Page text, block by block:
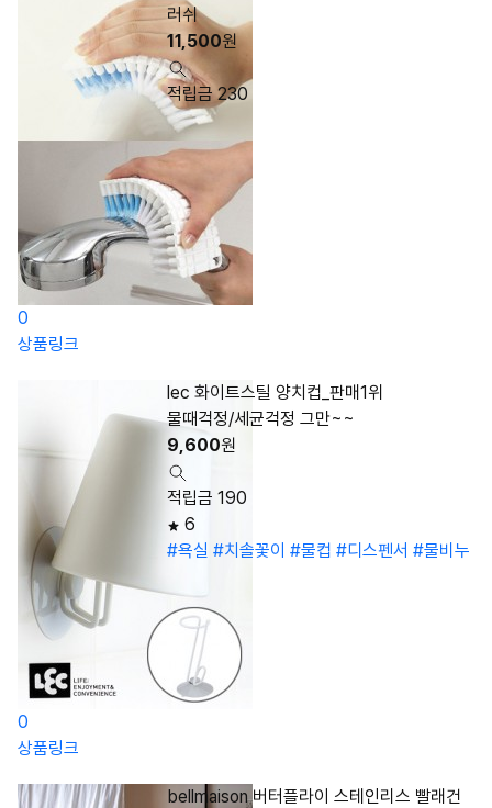
0
러쉬
11,500원
적립금 230
상품링크
0
lec 화이트스틸 양치컵_판매1위
물때걱정/세균걱정 그만~~
9,600원
적립금 190
6
#욕실 #치솔꽃이 #물컵 #디스펜서 #물비누
상품링크
bellmaison 버터플라이 스테인리스 빨래건